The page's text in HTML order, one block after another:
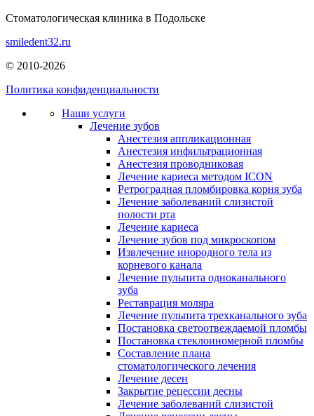
Стоматологическая клиника в Подольске
smiledent32.ru
© 2010-2026
Политика конфиденциальности
Наши услуги
Лечение зубов
Анестезия аппликационная
Анестезия инфильтрационная
Анестезия проводниковая
Лечение кариеса методом ICON
Ретроградная пломбировка корня зуба
Лечение заболеваний слизистой
полости рта
Лечение кариеса
Лечение зубов под микроскопом
Извлечение инородного тела из
корневого канала
Лечение пульпита одноканального
зуба
Реставрация моляра
Лечение пульпита трехканального зуба
Постановка светоотвеждаемой пломбы
Постановка стеклоиномерной пломбы
Составление плана
стоматологического лечения
Лечение десен
Закрытие рецессии десны
Лечение заболеваний слизистой